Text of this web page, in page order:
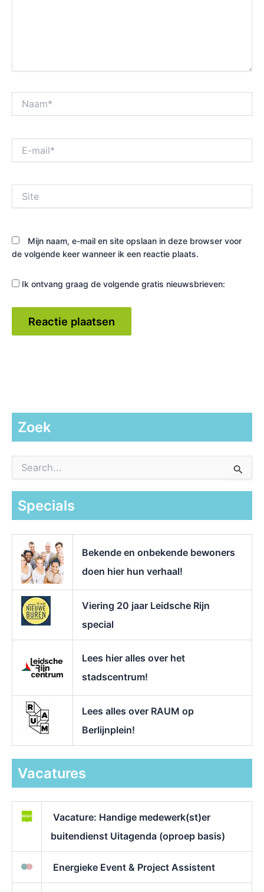
mail*
Mijn naam, e-mail en site opslaan in deze browser voor
de volgende keer wanneer ik een reactie plaats.
Ik ontvang graag de volgende gratis nieuwsbrieven:
Zoek
a
Specials
Bekende en onbekende bewoners
doen hier hun verhaal!
Viering 20 jaar Leidsche Rijn
special
Lees hier alles over het
stadscentrum!
Lees alles over RAUM op
Berlijnplein!
Vacatures
Vacature: Handige medewerk(st)er
buitendienst Uitagenda (oproep basis)
Energieke Event & Project Assistent